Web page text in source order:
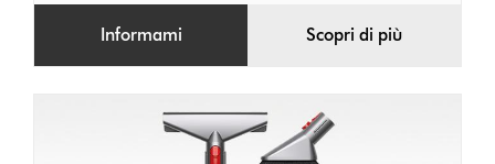
Informami Scopri di più